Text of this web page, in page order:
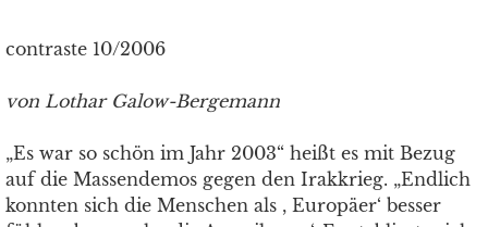
contraste 10/2006
von Lothar Galow-Bergemann
„Es war so schön im Jahr 2003“ heißt es mit Bezug
auf die Massendemos gegen den Irakkrieg. „Endlich
konnten sich die Menschen als , Europäer‘ besser